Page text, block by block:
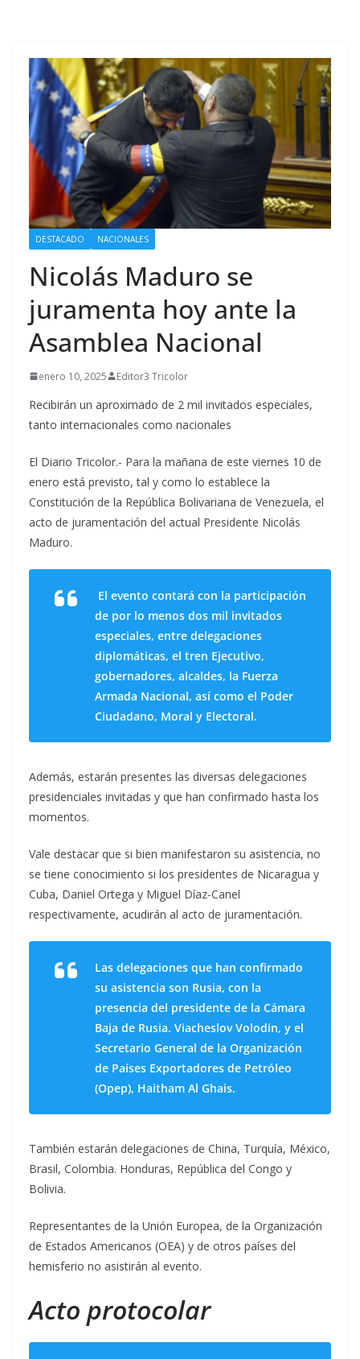
DESTACADO NACIONALES
Nicolás Maduro se
juramenta hoy ante la
Asamblea Nacional
enero 10, 2025 Editor3 Tricolor
Recibirán un aproximado de 2 mil invitados especiales,
tanto internacionales como nacionales
El Diario Tricolor.- Para la mañana de este viernes 10 de
enero está previsto, tal y como lo establece la
Constitución de la República Bolivariana de Venezuela, el
acto de juramentación del actual Presidente Nicolás
Maduro.
El evento contará con la participación
de por lo menos dos mil invitados
especiales, entre delegaciones
diplomáticas, el tren Ejecutivo,
gobernadores, alcaldes, la Fuerza
Armada Nacional, así como el Poder
Ciudadano, Moral y Electoral.
Además, estarán presentes las diversas delegaciones
presidenciales invitadas y que han confirmado hasta los
momentos.
Vale destacar que si bien manifestaron su asistencia, no
se tiene conocimiento si los presidentes de Nicaragua y
Cuba, Daniel Ortega y Miguel Díaz-Canel
respectivamente, acudirán al acto de juramentación.
Las delegaciones que han confirmado
su asistencia son Rusia, con la
presencia del presidente de la Cámara
Baja de Rusia. Viacheslov Volodin, y el
Secretario General de la Organización
de Países Exportadores de Petróleo
(Opep), Haitham Al Ghais.
También estarán delegaciones de China, Turquía, México,
Brasil, Colombia. Honduras, República del Congo y
Bolivia.
Representantes de la Unión Europea, de la Organización
de Estados Americanos (OEA) y de otros países del
hemisferio no asistirán al evento.
Acto protocolar